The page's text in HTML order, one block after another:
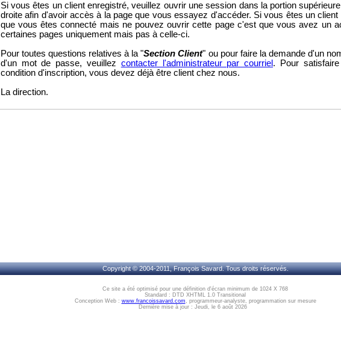
Si vous êtes un client enregistré, veuillez ouvrir une session dans la portion
droite afin d'avoir accès à la page que vous essayez d'accéder. Si vous êtes un client
que vous êtes connecté mais ne pouvez ouvrir cette page c'est que vous avez un
certaines pages uniquement mais pas à celle-ci.
Pour toutes questions relatives à la "Section Client" ou pour faire la demande d'un
d'un mot de passe, veuillez contacter l'administrateur par courriel . Pour
condition d'inscription, vous devez déjà être client chez nous.
La direction.
Copyright © 2004-2011, François Savard. Tous droits réservés.
Ce site a été optimisé pour une définition d'écran minimum de 1024 X 768
Standard : DTD XHTML 1.0 Transitional
Conception Web : www.francoissavard.com , programmeur-analyste, programmation sur mesure
Dernière mise à jour : Jeudi, le 6 août 2026